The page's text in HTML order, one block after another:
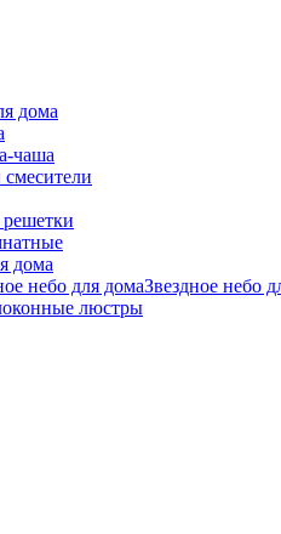
дома
чаша
дома
Звездное небо
люстры